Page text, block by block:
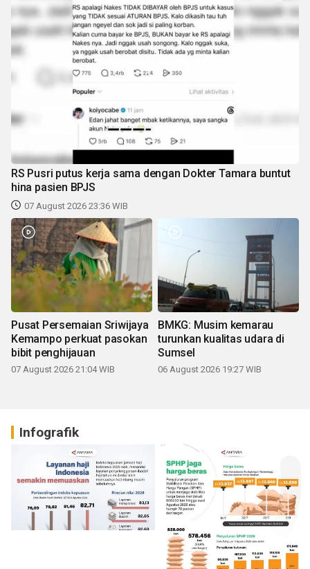
RS Pusri putus kerja sama dengan Dokter Tamara buntut
hina pasien BPJS
07 August 2026 23:36 WIB
Pusat Persemaian Sriwijaya
Kemampo perkuat pasokan
bibit penghijauan
07 August 2026 21:04 WIB
BMKG: Musim kemarau
turunkan kualitas udara di
Sumsel
06 August 2026 19:27 WIB
Infografik